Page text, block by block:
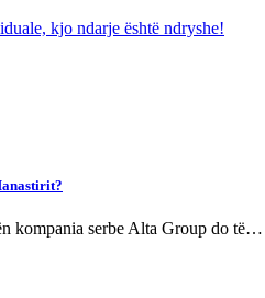
kjo ndarje është ndryshe!
kompania serbe Alta Group do të…